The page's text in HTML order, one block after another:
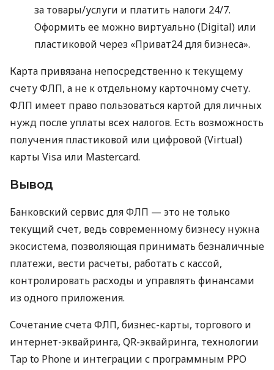
за товары/услуги и платить налоги 24/7.
Оформить ее можно виртуально (Digital) или
пластиковой через «Приват24 для бизнеса».
Карта привязана непосредственно к текущему
счету ФЛП, а не к отдельному карточному счету.
ФЛП имеет право пользоваться картой для личных
нужд после уплаты всех налогов. Есть возможность
получения пластиковой или цифровой (Virtual)
карты Visa или Mastercard.
Вывод
Банковский сервис для ФЛП — это не только
текущий счет, ведь современному бизнесу нужна
экосистема, позволяющая принимать безналичные
платежи, вести расчеты, работать с кассой,
контролировать расходы и управлять финансами
из одного приложения.
Сочетание счета ФЛП, бизнес-карты, торгового и
интернет-эквайринга, QR-эквайринга, технологии
Tap to Phone и интеграции с программным РРО